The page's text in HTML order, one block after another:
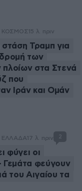
ΚΟΣΜΟΣ 15 λ. πριν
στάση Τραμπ για
των
πλοίων στα Στενά
που
Ιράν και Ομάν
ΕΛΛΑΔΑ 17 λ. πριν 2
φύγει οι
Γεμάτα φεύγουν
του Αιγαίου τα